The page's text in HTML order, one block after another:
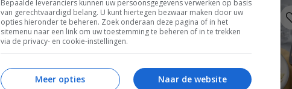
Bepaalde leveranciers kunnen uw persoonsgegevens verwerken op basis
van gerechtvaardigd belang. U kunt hiertegen bezwaar maken door uw
opties hieronder te beheren. Zoek onderaan deze pagina of in het
sitemenu naar een link om uw toestemming te beheren of in te trekken
via de privacy- en cookie-instellingen.
Naar de website
Meer opties